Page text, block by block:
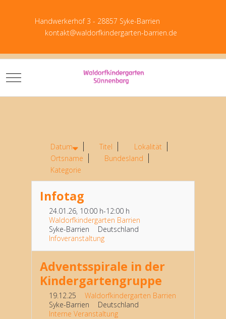
Handwerkerhof 3 - 28857 Syke-Barrien
kontakt@waldorfkindergarten-barrien.de
Mobile Menu Toggle
Datum Titel
Lokalität
Ortsname
Bundesland
Kategorie
Infotag
24.01.26, 10:00 h-12:00 h
Waldorfkindergarten Barrien
Syke-Barrien
Deutschland
Infoveranstaltung
Adventsspirale in der
Kindergartengruppe
19.12.25
Waldorfkindergarten Barrien
Syke-Barrien
Deutschland
Interne Veranstaltung